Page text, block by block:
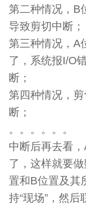
第二种情况，B
导致剪切中断；
第三种情况，A
了，系统报I/O
断；
第四种情况，
断；
。。。。。。
中断后再去看
了，这样就要
置和B位置及其
持“现场”，然